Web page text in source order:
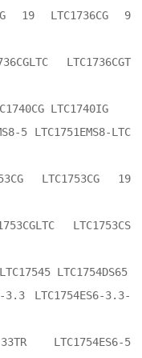
19 LTC1736CG 9
LTC1736CGT
LTC1740IG
5 LTC1751EMS8-LTC
LTC1753CG 19
LTC1753CS
LTC1754DS65
3.3 LTC1754ES6-3.3-
33TR LTC1754ES6-5